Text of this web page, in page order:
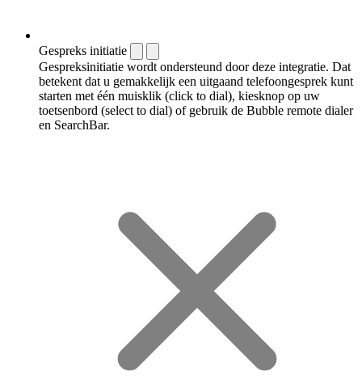
Gespreks initiatie
Gespreksinitiatie wordt ondersteund door deze integratie. Dat
betekent dat u gemakkelijk een uitgaand telefoongesprek kunt
starten met één muisklik (click to dial), kiesknop op uw
toetsenbord (select to dial) of gebruik de Bubble remote dialer
en SearchBar.